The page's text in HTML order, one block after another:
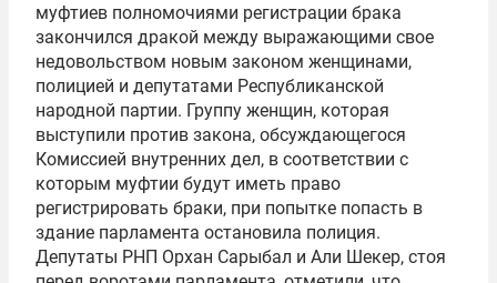
муфтиев полномочиями регистрации брака
закончился дракой между выражающими свое
недовольством новым законом женщинами,
полицией и депутатами Республиканской
народной партии. Группу женщин, которая
выступили против закона, обсуждающегося
Комиссией внутренних дел, в соответствии с
которым муфтии будут иметь право
регистрировать браки, при попытке попасть в
здание парламента остановила полиция.
Депутаты РНП Орхан Сарыбал и Али Шекер, стоя